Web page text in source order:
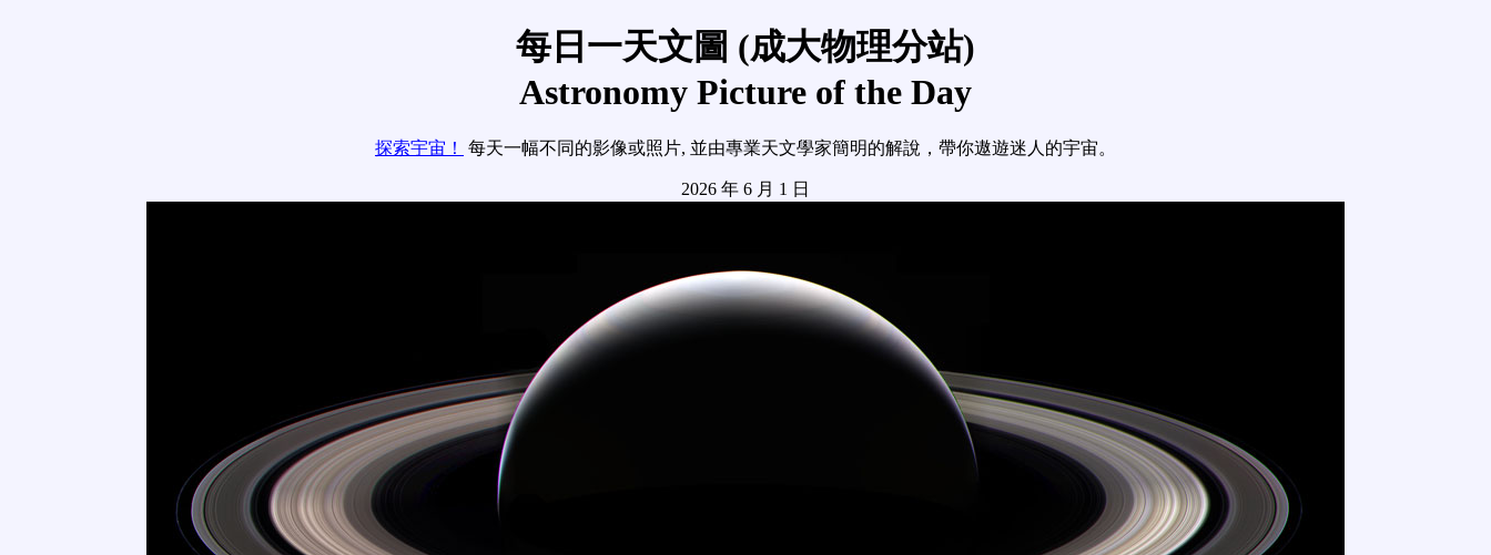
每日一天文圖 (成大物理分站)
Astronomy Picture of the Day
探索宇宙！ 每天一幅不同的影像或照片, 並由專業天文學家簡明的解說，帶你遨遊迷人的宇宙。
2026 年 6 月 1 日